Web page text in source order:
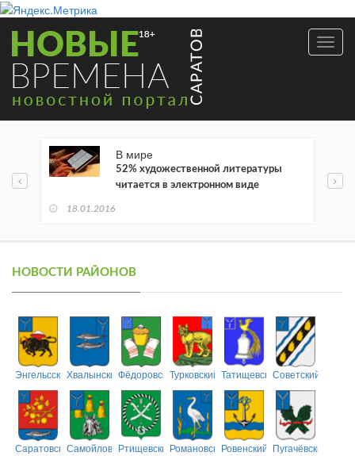
В мире
52% художественной литературы
читается в электронном виде
18.01.2016
НОВОСТИ РАЙОНОВ
ЭнгельсскийХвалынскийФёдоровскийТурковский ТатищевскийСоветский
СаратовскийСамойловскийРтищевскийРомановскийРовенский Пугачёвский